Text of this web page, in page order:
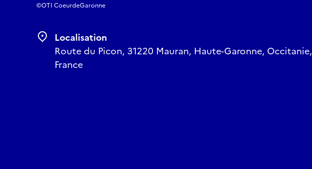
©OTI CoeurdeGaronne
Localisation
Route du Picon, 31220 Mauran, Haute-Garonne, Occitanie,
France